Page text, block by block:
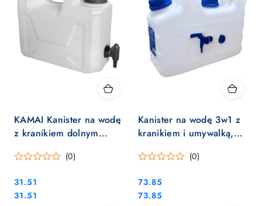
KAMAI Kanister na wodę
z kranikiem dolnym
(0)
Cena:
31.51
Cena:
31.51
Kanister na wodę 3w1 z
kranikiem i umywalką,
(0)
Cena:
73.85
Cena:
73.85